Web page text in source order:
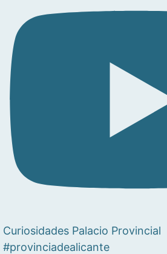
Curiosidades Palacio Provincial
#provinciadealicante